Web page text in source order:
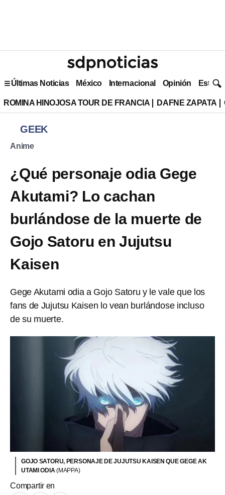
Últimas Noticias México Internacional Opinión Estilo
ROMINA HINOJOSA TOUR DE FRANCIA DAFNE ZAPATA
GEEK
Anime
¿Qué personaje odia Gege
Akutami? Lo cachan
burlándose de la muerte de
Gojo Satoru en Jujutsu
Kaisen
Gege Akutami odia a Gojo Satoru y le vale que los
fans de Jujutsu Kaisen lo vean burlándose incluso
de su muerte.
GOJO SATORU, PERSONAJE DE JUJUTSU KAISEN QUE GEGE AK
UTAMI ODIA(MAPPA)
Compartir en